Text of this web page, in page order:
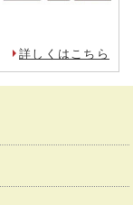
詳しくはこちら